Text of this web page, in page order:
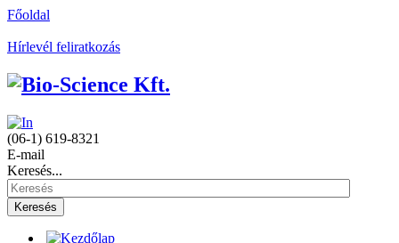
Főoldal
Hírlevél feliratkozás
(06-1) 619-8321
E-mail
Keresés...
Keresés